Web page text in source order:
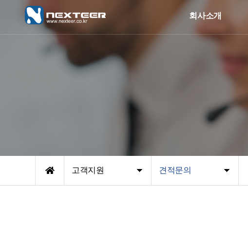
회사소개
고객지원 견적문의